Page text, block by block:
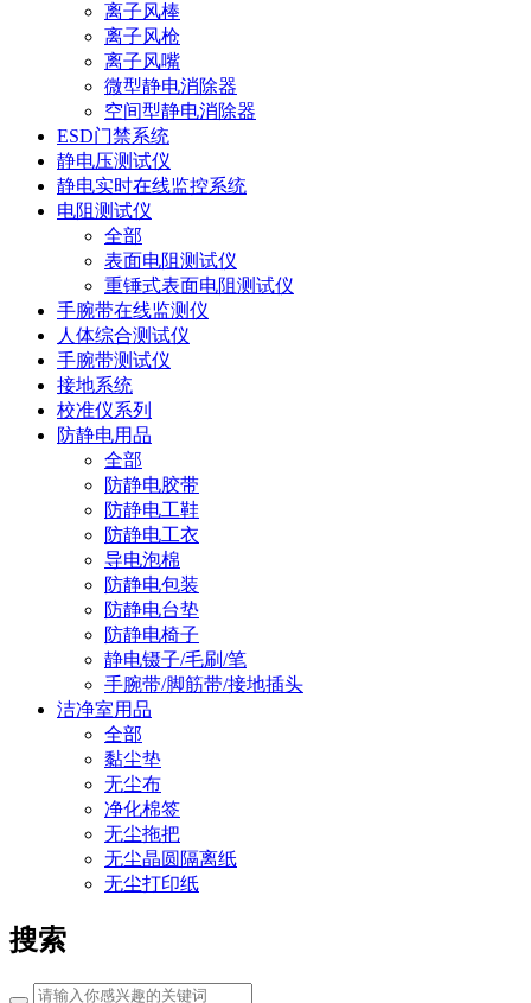
离子风棒
离子风枪
离子风嘴
微型静电消除器
空间型静电消除器
ESD门禁系统
静电压测试仪
静电实时在线监控系统
电阻测试仪
全部
表面电阻测试仪
重锤式表面电阻测试仪
手腕带在线监测仪
人体综合测试仪
手腕带测试仪
接地系统
校准仪系列
防静电用品
全部
防静电胶带
防静电工鞋
防静电工衣
导电泡棉
防静电包装
防静电台垫
防静电椅子
静电镊子/毛刷/笔
手腕带/脚筋带/接地插头
洁净室用品
全部
黏尘垫
无尘布
净化棉签
无尘拖把
无尘晶圆隔离纸
无尘打印纸
搜索